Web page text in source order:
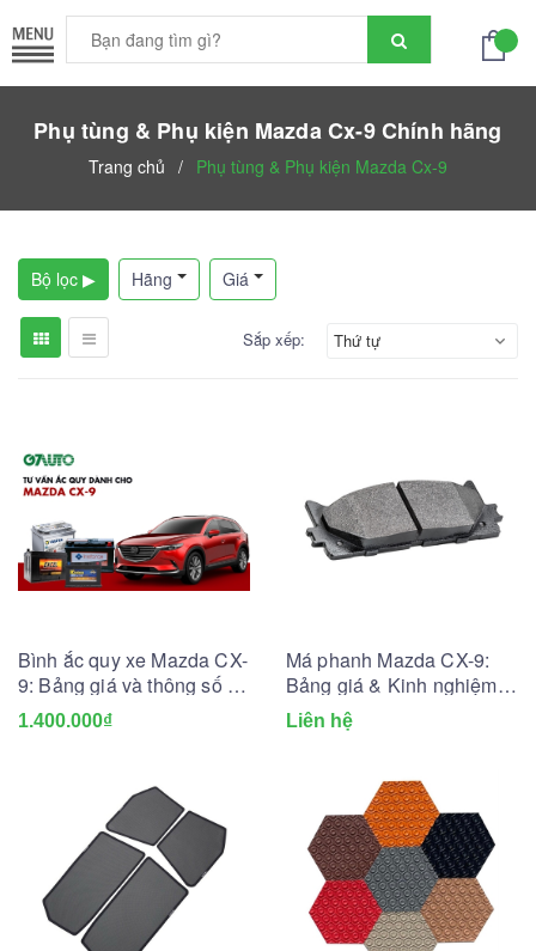
Phụ tùng & Phụ kiện Mazda Cx-9 Chính hãng
Trang chủ / Phụ tùng & Phụ kiện Mazda Cx-9
Bộ lọc ▶ Hãng Giá
Sắp xếp: Thứ tự
Bình ắc quy xe Mazda CX-
9: Bảng giá và thông số kỹ
thuật
1.400.000₫
Má phanh Mazda CX-9:
Bảng giá & Kinh nghiệm
thay lắp
Liên hệ